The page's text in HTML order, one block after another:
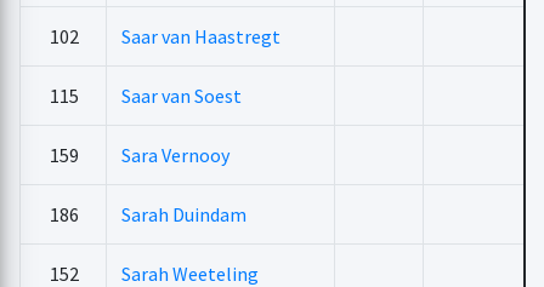
102 Saar van Haastregt
115 Saar van Soest
159 Sara Vernooy
186 Sarah Duindam
152 Sarah Weeteling